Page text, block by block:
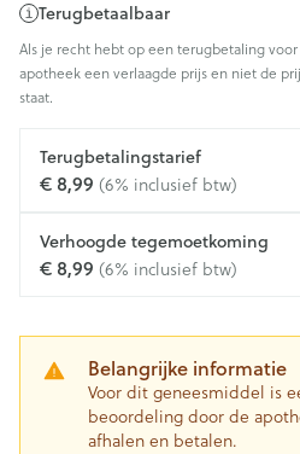
Terugbetaalbaar
Als je recht hebt op een terugbetaling
apotheek een verlaagde prijs en niet de
staat.
Terugbetalingstarief
€ 8,99 (6% inclusief btw)
Verhoogde tegemoetkoming
€ 8,99 (6% inclusief btw)
Belangrijke informatie
Voor dit geneesmiddel is
beoordeling door de
afhalen en betalen.